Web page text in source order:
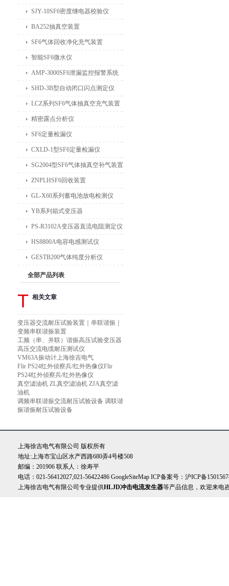
SJY-10SF6密度继电器校验仪
BA252抽真空装置
SF6气体回收净化充气装置
智能SF6微水仪
AMP-3000SF6泄漏监控报警系统
SHD-3B型自动闭口闪点测定仪
LCZ系列SF6气体抽真空充气装置
精密露点分析仪
SF6定量检漏仪
CXLD-1型SF6定量检漏仪
SG2004型SF6气体抽真空补气装置
ZNPLHSF6回收装置
GL-X60系列蓄电池放电检测仪
YB系列箱式变压器
PS-R3102A变压器直流电阻测定仪
HS8800A电容电感测试仪
GESTB200气体纯度分析仪
全部产品列表
T 相关文章
变压器交流耐压试验装置｜串联谐振｜
变频串联谐振装置
工频（串、并联）谐振高压试验变压器
高压交流电缆耐压测试仪
VM63A振动计上海徐吉电气
Flir PS24红外侦察兵/红外热像仪Flir
PS24红外侦察兵/红外热像仪
真空滤油机 ZL真空滤油机 ZJA真空滤
油机
调频串联谐振交流耐压试验设备 调联谐
振谐振耐压试验设备
上海徐吉电气有限公司 版权所有
地址:上海市宝山区水产西路680弄4号楼508
邮编：201906 联系人：徐寿平
电话：021-56412027,021-56422486 GoogleSiteMap ICP备案号： 沪ICP备
上海徐吉电气有限公司专业提供HLJD冲击电流发生器等产品信息，欢迎来电